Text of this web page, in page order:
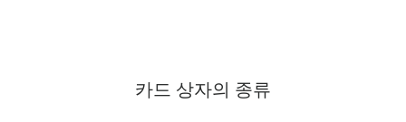
카드 상자의 종류